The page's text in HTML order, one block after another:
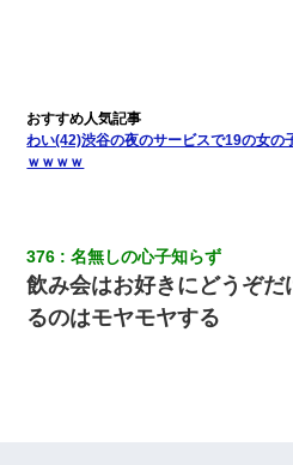
わい(42)渋谷の夜のサービスで19の女の
ｗｗｗｗ
376 名無しの心子知らず
飲み会はお好きにどうぞ
るのはモヤモヤする